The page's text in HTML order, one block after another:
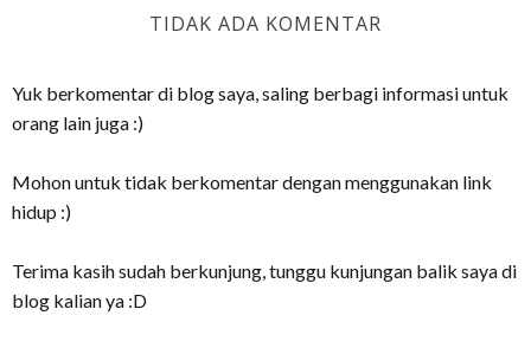
TIDAK ADA KOMENTAR
Yuk berkomentar di blog saya, saling berbagi informasi untuk
orang lain juga :)
Mohon untuk tidak berkomentar dengan menggunakan link
hidup :)
Terima kasih sudah berkunjung, tunggu kunjungan balik saya di
blog kalian ya :D